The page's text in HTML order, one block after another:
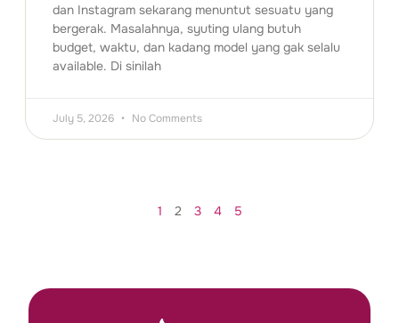
dan Instagram sekarang menuntut sesuatu yang
bergerak. Masalahnya, syuting ulang butuh
budget, waktu, dan kadang model yang gak selalu
available. Di sinilah
July 5, 2026 No Comments
1 2 3 4 5